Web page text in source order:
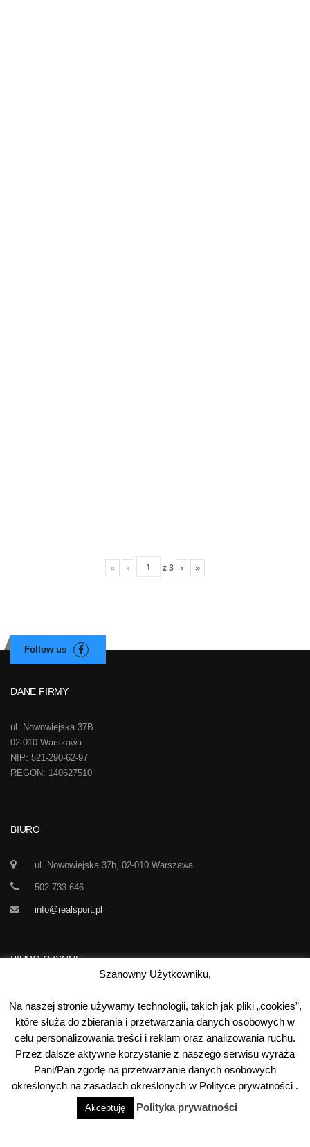
« ‹ z3 › »
DANE FIRMY
ul. Nowowiejska 37B
02-010 Warszawa
NIP: 521-290-62-97
REGON: 140627510
BIURO
ul. Nowowiejska 37b, 02-010 Warszawa
502-733-646
info@realsport.pl
BIURO CZYNNE
7 dni w tygodniu
Poniedziałek-Piątek: 1000- 15
Sobota:
kontakt telefoniczny
Niedziela:
nieczynne
Szanowny Użytkowniku,
Na naszej stronie używamy technologii, takich jak pliki „cookies”,
które służą do zbierania i przetwarzania danych osobowych w
celu personalizowania treści i reklam oraz analizowania ruchu.
Przez dalsze aktywne korzystanie z naszego serwisu wyraża
Pani/Pan zgodę na przetwarzanie danych osobowych
określonych na zasadach określonych w Polityce prywatności .
Akceptuję Polityka prywatności